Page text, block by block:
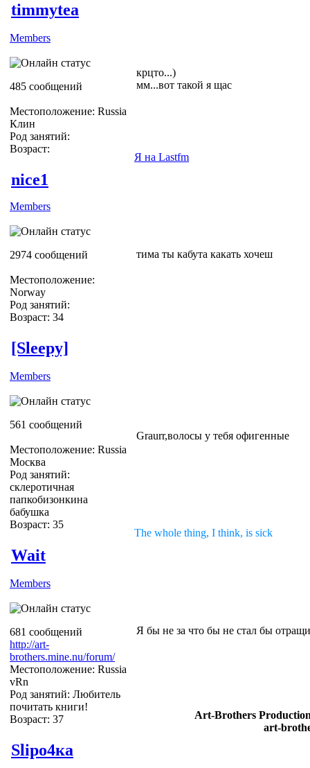
timmytea
Members
485 сообщений
Местоположение: Russia
Клин
Род занятий:
Возраст:
крцто...)
мм...вот такой я щас
Я на Lastfm
nice1
Members
2974 сообщений
Местоположение:
Norway
Род занятий:
Возраст: 34
тима ты кабута какать хочеш
[Sleepy]
Members
561 сообщений
Местоположение: Russia
Москва
Род занятий:
склеротичная
папкобизонкина
бабушка
Возраст: 35
Graurr,волосы у тебя офигенные
The whole thing, I think, is sick
Wait
Members
681 сообщений
http://art-
brothers.mine.nu/forum/
Местоположение: Russia
vRn
Род занятий: Любитель
почитать книги!
Возраст: 37
Я бы не за что бы не стал бы
Art-Brothers
art-
Slipо4ка